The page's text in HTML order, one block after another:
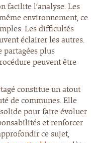
facilite l’analyse. Les
environnement, ce
Les difficultés
éclairer les autres.
partagées plus
peuvent être
constitue un atout
de communes. Elle
pour faire évoluer
et renforcer
ce sujet,